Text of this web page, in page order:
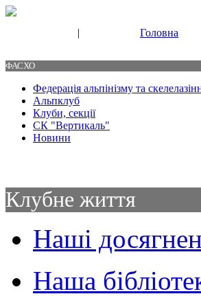
| Головна
ФАСХО
Федерація альпінізму та
Альпклуб
Клуби, секції
СК "Вертикаль"
Новини
Клубне життя
Наші
Наша